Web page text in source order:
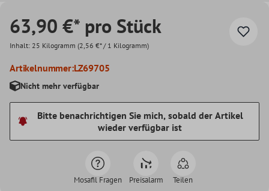
63,90 €* pro Stück
Inhalt: 25 Kilogramm (2,56 €* / 1 Kilogramm)
Artikelnummer:LZ69705
Nicht mehr verfügbar
Bitte benachrichtigen Sie mich, sobald der Artikel
wieder verfügbar ist
Mosafil Fragen Preisalarm Teilen